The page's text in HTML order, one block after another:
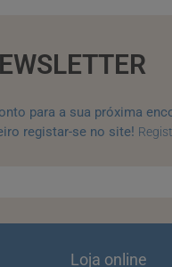
para a sua próxima
registar-se no site!
Loja online